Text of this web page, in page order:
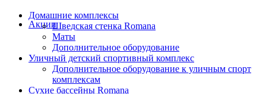
Акции
Домашние комплексы
Шведская стенка Romana
Маты
Дополнительное оборудование
Уличный детский спортивный комплекс
Дополнительное оборудование к уличным спорт
комплексам
Сухие бассейны Romana